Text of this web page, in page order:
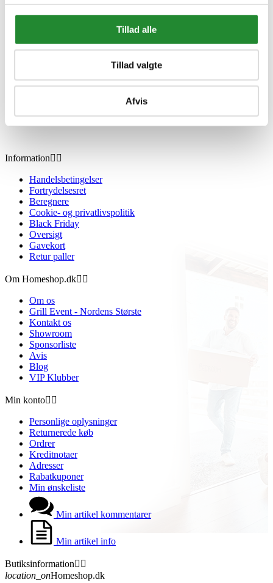
Tillad alle
Tillad valgte
Afvis
Information 
Handelsbetingelser
Fortrydelsesret
Beregnere
Cookie- og privatlivspolitik
Black Friday
Oversigt
Gavekort
Retur paller
Om Homeshop.dk 
Om os
Grill Event - Nordens Største
Kontakt os
Showroom
Sponsorliste
Avis
Blog
VIP Klubber
Min konto 
Personlige oplysninger
Returnerede køb
Ordrer
Kreditnotaer
Adresser
Rabatkuponer
Min ønskeliste
Min artikel kommentarer
Min artikel info
Butiksinformation 
location_onHomeshop.dk